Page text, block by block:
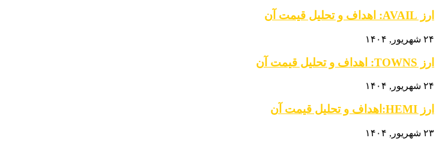
ارز AVAIL: اهداف و تحلیل قیمت آن
۲۴ شهریور, ۱۴۰۴
ارز TOWNS: اهداف و تحلیل قیمت آن
۲۴ شهریور, ۱۴۰۴
ارز HEMI:اهداف و تحلیل قیمت آن
۲۳ شهریور, ۱۴۰۴